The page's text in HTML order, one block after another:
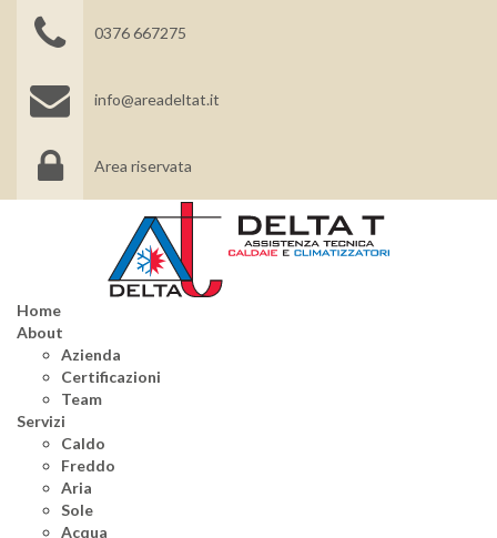
0376 667275
info@areadeltat.it
Area riservata
Home
About
Azienda
Certificazioni
Team
Servizi
Caldo
Freddo
Aria
Sole
Acqua